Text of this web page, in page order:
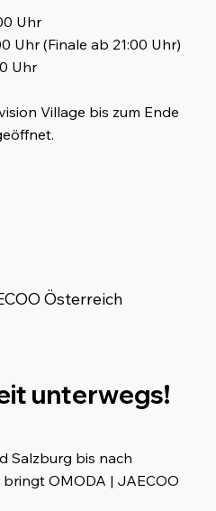
Uhr
Uhr (Finale ab 21:00 Uhr)
Uhr
Village bis zum Ende
Österreich
unterwegs!
Salzburg bis nach
OMODA | JAECOO